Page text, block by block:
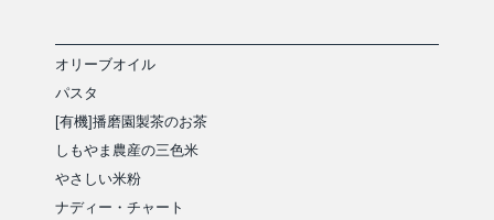
オリーブオイル
パスタ
[有機]播磨園製茶のお茶
しもやま農産の三色米
やさしい米粉
ナディー・チャート